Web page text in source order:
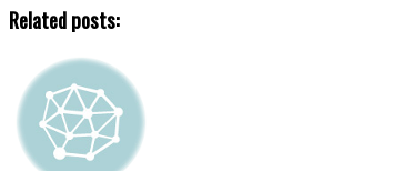
Related posts: